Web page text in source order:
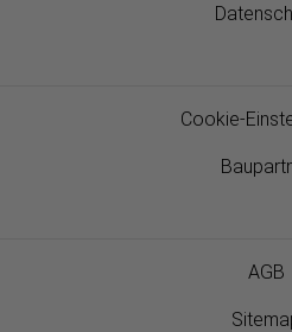
Cookie-
AGB